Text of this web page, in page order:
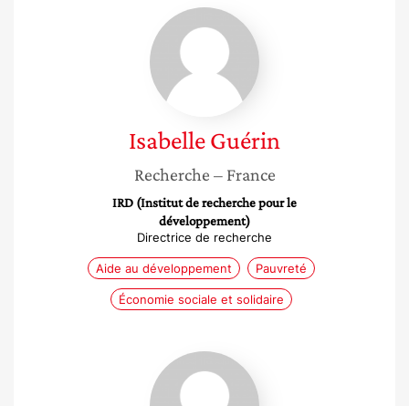
Isabelle
Guérin
IsabelleGuérin
Recherche – France
IRD (Institut de recherche pour le
développement)
Directrice de recherche
Aide au développement Pauvreté
Économie sociale et solidaire
Espérance
Nsimire
Mapendo